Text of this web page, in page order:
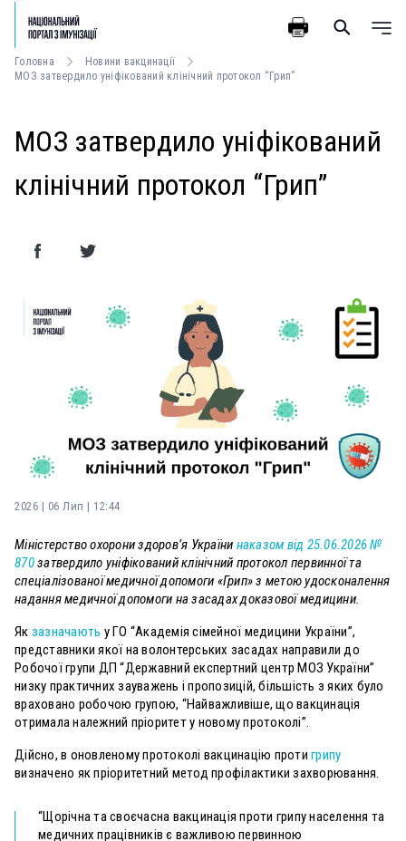
Головна
Новини вакцинації
МОЗ затвердило уніфікований клінічний протокол “Грип”
МОЗ затвердило уніфікований
клінічний протокол “Грип”
2026 | 06 Лип | 12:44
Міністерство охорони здоров’я України наказом від 25.06.2026 №
870затвердило уніфікований клінічний протокол первинної та
спеціалізованої медичної допомоги «Грип» з метою удосконалення
надання медичної допомоги на засадах доказової медицини.
Як зазначають у ГО “Академія сімейної медицини України”,
представники якої на волонтерських засадах направили до
Робочої групи ДП “Державний експертний центр МОЗ України”
низку практичних зауважень і пропозицій, більшість з яких було
враховано робочою групою, “Найважливіше, що вакцинація
отримала належний пріоритет у новому протоколі”.
Дійсно, в оновленому протоколі вакцинацію проти грипу
визначено як пріоритетний метод профілактики захворювання.
“Щорічна та своєчасна вакцинація проти грипу населення та
медичних працівників є важливою первинною